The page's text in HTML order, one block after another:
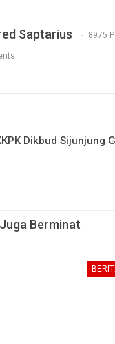
Saptarius 8975
Dikbud Sijunjung
Berminat